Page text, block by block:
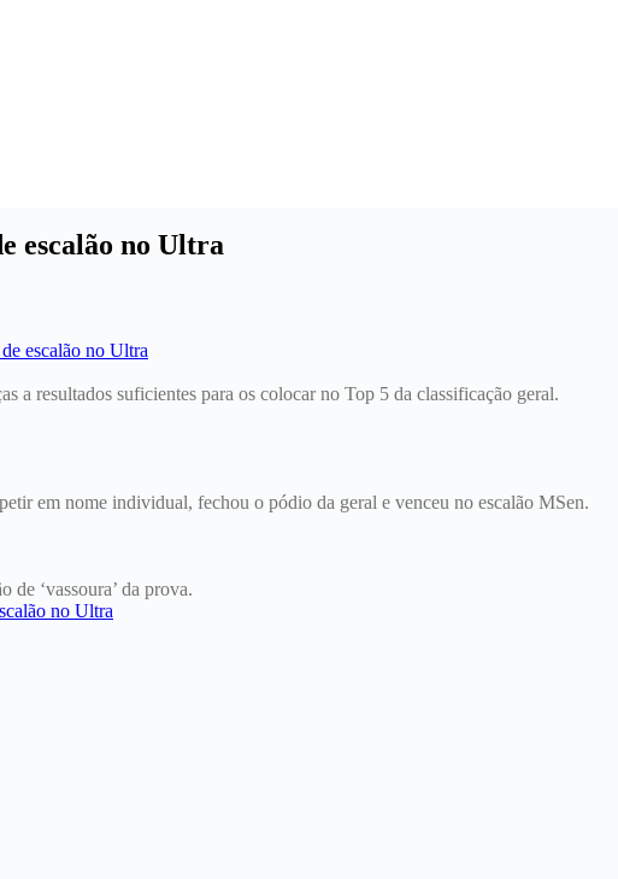
escalão no Ultra
a resultados suficientes para os colocar no Top 5 da classificação geral.
em nome individual, fechou o pódio da geral e venceu no escalão MSen.
‘vassoura’ da prova.